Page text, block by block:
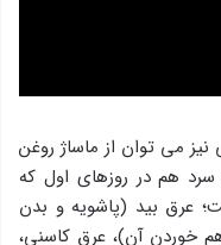
می توان از ماساژ روغن
هم در روزهای اول که
عرق بید (پاشویه و بدن
خوردن آن)، عرق کاسنی،